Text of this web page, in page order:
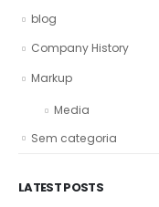
blog
Company History
Markup
Media
Sem categoria
LATEST POSTS